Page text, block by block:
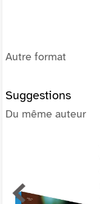
Autre format
Suggestions
Du même auteur